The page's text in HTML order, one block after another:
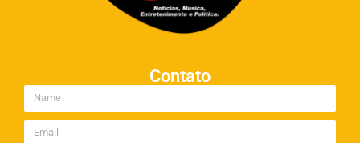
Contato